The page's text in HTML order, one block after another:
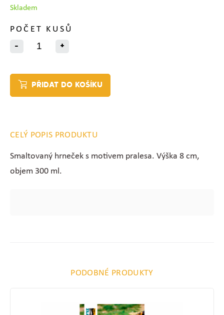
Skladem
POČET KUSŮ
-
+
PŘIDAT DO KOŠÍKU
CELÝ POPIS PRODUKTU
Smaltovaný hrneček s motivem pralesa. Výška 8 cm,
objem 300 ml.
PODOBNÉ PRODUKTY